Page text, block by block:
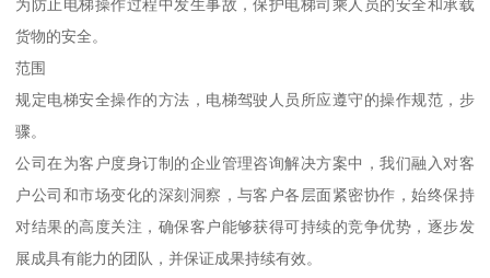
为防止电梯操作过程中发生事故，保护电梯司乘人员的安全和承载
货物的安全。
范围
规定电梯安全操作的方法，电梯驾驶人员所应遵守的操作规范，步
骤。
公司在为客户度身订制的企业管理咨询解决方案中，我们融入对客
户公司和市场变化的深刻洞察，与客户各层面紧密协作，始终保持
对结果的高度关注，确保客户能够获得可持续的竞争优势，逐步发
展成具有能力的团队，并保证成果持续有效。